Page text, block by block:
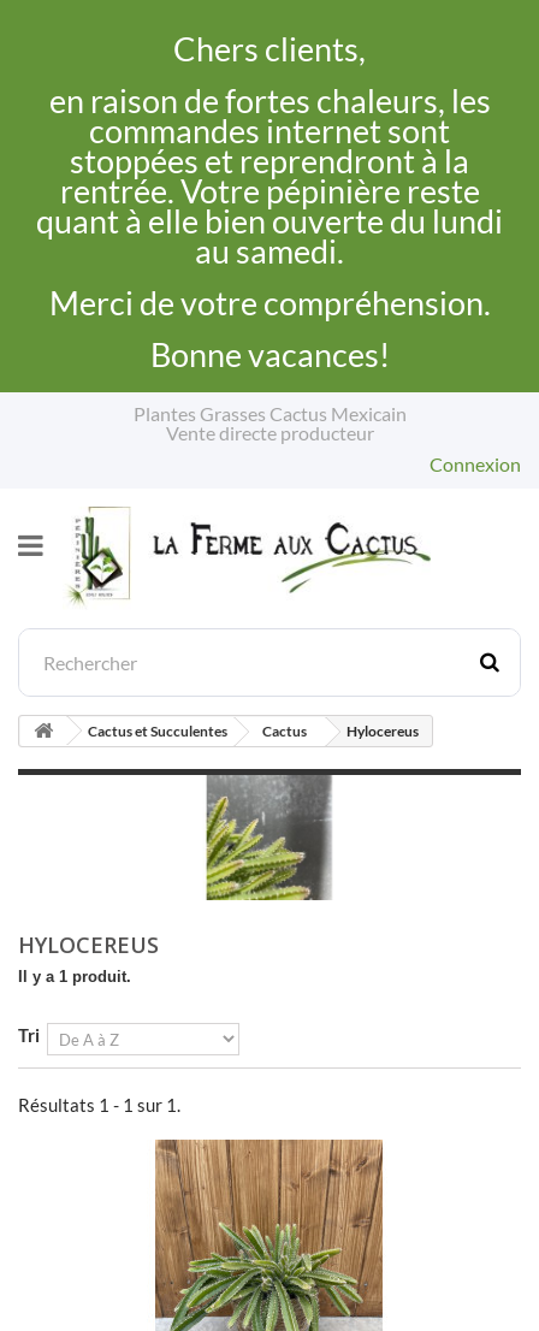
Chers clients,
en raison de fortes chaleurs, les
commandes internet sont
stoppées et reprendront à la
rentrée. Votre pépinière reste
quant à elle bien ouverte du lundi
au samedi.
Merci de votre compréhension.
Bonne vacances!
Plantes Grasses Cactus Mexicain
Vente directe producteur
Connexion
Cactus et Succulentes Cactus Hylocereus
HYLOCEREUS
Il y a 1 produit.
Tri
Résultats 1 - 1 sur 1.